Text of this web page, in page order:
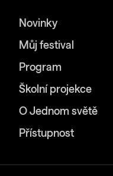
Novinky
Můj festival
Program
Školní projekce
O Jednom světě
Přístupnost